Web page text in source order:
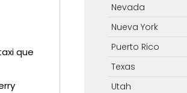
que
Nevada
Nueva York
Puerto Rico
Texas
Utah